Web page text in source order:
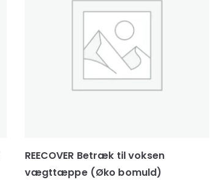
REECOVER Betræk til voksen
vægttæppe (Øko bomuld)